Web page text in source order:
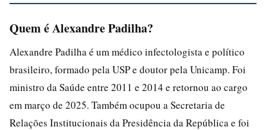
Quem é Alexandre Padilha?
Alexandre Padilha é um médico infectologista e político
brasileiro, formado pela USP e doutor pela Unicamp. Foi
ministro da Saúde entre 2011 e 2014 e retornou ao cargo
em março de 2025. Também ocupou a Secretaria de
Relações Institucionais da Presidência da República e foi